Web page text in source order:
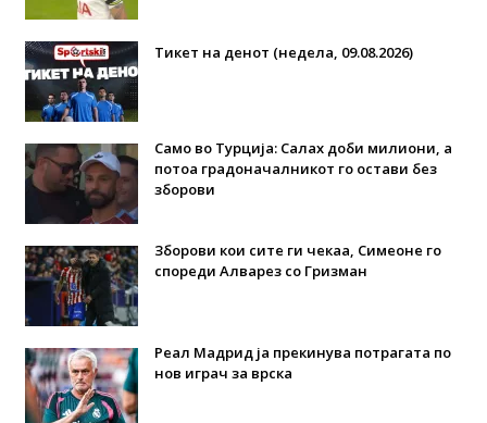
Тикет на денот (недела, 09.08.2026)
Само во Турција: Салах доби милиони, а
потоа градоначалникот го остави без
зборови
Зборови кои сите ги чекаа, Симеоне го
спореди Алварез со Гризман
Реал Мадрид ја прекинува потрагата по
нов играч за врска